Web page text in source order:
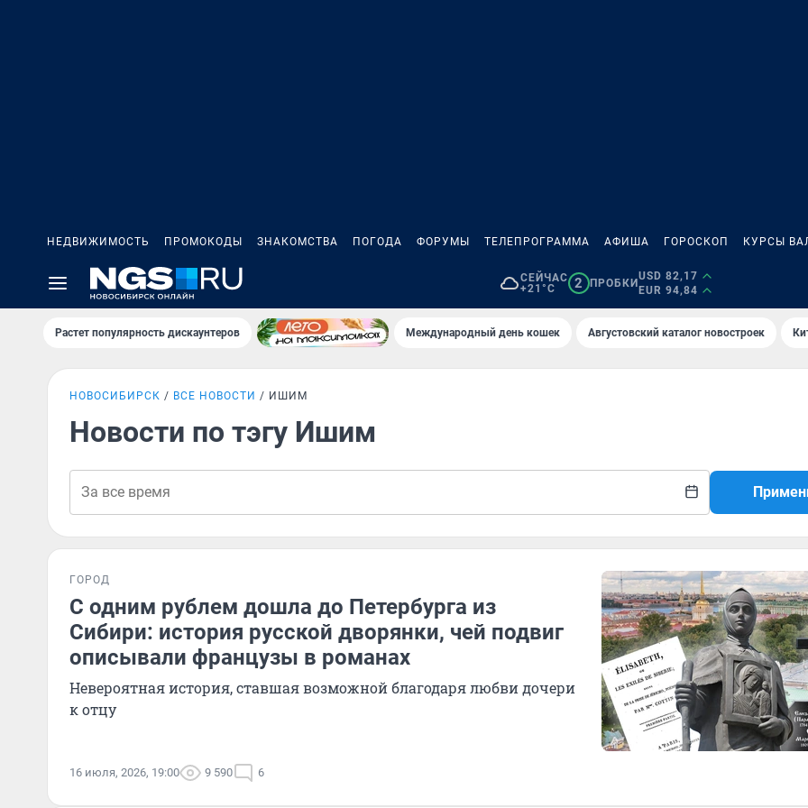
НЕДВИЖИМОСТЬ ПРОМОКОДЫ ЗНАКОМСТВА ПОГОДА ФОРУМЫ ТЕЛЕПРОГРАММА АФИША ГОРОСКОП КУРСЫ
СЕЙЧАС
+21°C
2 ПРОБКИ
USD 82,17
EUR 94,84
Растет популярность дискаунтеров Международный день кошек Августовский каталог новостроек
НОВОСИБИРСК ВСЕ НОВОСТИ ИШИМ
Новости по тэгу Ишим
ГОРОД
С одним рублем дошла до Петербурга из
Сибири: история русской дворянки, чей подвиг
описывали французы в романах
Невероятная история, ставшая возможной благодаря любви дочери
к отцу
16 июля, 2026, 19:00 9 590 6